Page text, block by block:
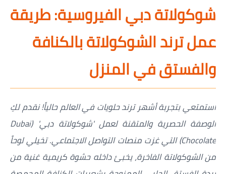
أطباق أطفال
أطباق بحرية
وصفات فيديو
الجمال والريجيم
الريجيم والرشاقة
العناية بالبشرة
شوكولاتة دبي الفيروسية: طريقة
عمل ترند الشوكولاتة بالكنافة
والفستق في المنزل
استمتعي بتجربة أشهر ترند حلويات في العالم حالياً! نقدم لكِ
الوصفة الحصرية والمتقنة لعمل 'شوكولاتة دبي' (Dubai
Chocolate) التي غزت منصات التواصل الاجتماعي. تخيلي لوحاً
من الشوكولاتة الفاخرة، يخبئ داخله حشوة كريمية غنية من